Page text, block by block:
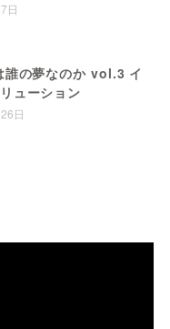
日
誰の夢なのか vol.3 イ
ューション
日